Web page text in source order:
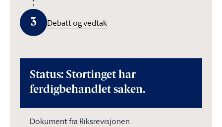
3 Debatt og vedtak
Status: Stortinget har
ferdigbehandlet saken.
Dokument fra Riksrevisjonen